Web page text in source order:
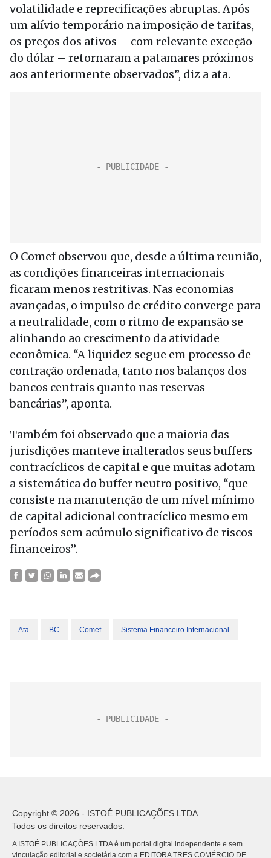
volatilidade e reprecificações abruptas. Após
um alívio temporário na imposição de tarifas,
os preços dos ativos – com relevante exceção
do dólar – retornaram a patamares próximos
aos anteriormente observados”, diz a ata.
O Comef observou que, desde a última reunião,
as condições financeiras internacionais
ficaram menos restritivas. Nas economias
avançadas, o impulso de crédito converge para
a neutralidade, com o ritmo de expansão se
alinhando ao crescimento da atividade
econômica. “A liquidez segue em processo de
contração ordenada, tanto nos balanços dos
bancos centrais quanto nas reservas
bancárias”, aponta.
Também foi observado que a maioria das
jurisdições manteve inalterados seus buffers
contracíclicos de capital e que muitas adotam
a sistemática do buffer neutro positivo, “que
consiste na manutenção de um nível mínimo
de capital adicional contracíclico mesmo em
períodos sem acúmulo significativo de riscos
financeiros”.
Ata BC Comef Sistema Financeiro Internacional
Copyright © 2026 - ISTOÉ PUBLICAÇÕES LTDA
Todos os direitos reservados.
A ISTOÉ PUBLICAÇÕES LTDA é um portal digital independente e sem
vinculação editorial e societária com a EDITORA TRES COMÉRCIO DE